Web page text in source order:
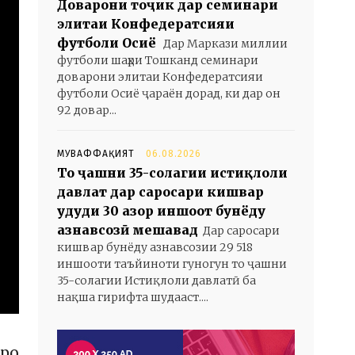
Доварони тоҷик дар семинари
элитаи Конфедератсияи
футболи Осиё Дар Маркази миллии
футболи шаҳри Тошканд семинари
доварони элитаи Конфедератсияи
футболи Осиё ҷараён дорад, ки дар он
92 довар...
МУВАФФАҚИЯТ 06.08.2026
То ҷашни 35-солагии истиқлоли
давлат дар саросари кишвар
ҳудуди 30 ҳазор иншоот бунёду
азнавсозӣ мешавад Дар саросари
кишвар бунёду азнавсозии 29 518
иншооти таъйиноти гуногун то ҷашни
35-солагии Истиқлоли давлатӣ ба
нақша гирифта шудааст....